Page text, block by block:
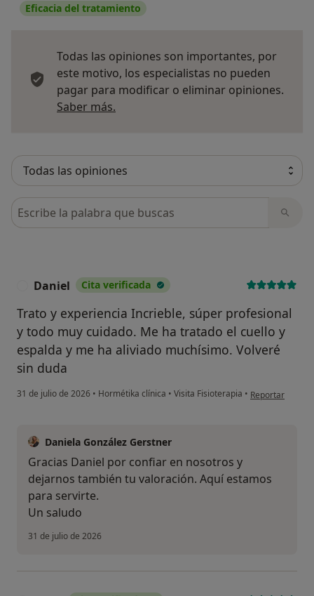
Eficacia del tratamiento
Todas las opiniones son importantes, por
este motivo, los especialistas no pueden
pagar para modificar o eliminar opiniones.
Saber más.
Busca en opiniones
Daniel Cita verificada
Trato y experiencia Incrieble, súper profesional
y todo muy cuidado. Me ha tratado el cuello y
espalda y me ha aliviado muchísimo. Volveré
sin duda
31 de julio de 2026 • Hormétika clínica • Visita Fisioterapia • en opinión del
Reportar
Daniela González Gerstner
Gracias Daniel por confiar en nosotros y
dejarnos también tu valoración. Aquí estamos
para servirte.
Un saludo
31 de julio de 2026